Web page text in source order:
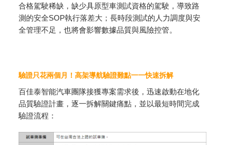
合格駕駛稀缺，缺少具原型車測試資格的駕駛，導致路
測的安全SOP執行落差大；長時段測試的人力調度與安
全管理不足，也將會影響數據品質與風險控管。
驗證只花兩個月！高架導航驗證難點一一快速拆解
百佳泰智能汽車團隊接獲專案需求後，迅速啟動在地化
品質驗證計畫，逐一拆解關鍵痛點，並以最短時間完成
驗證流程：